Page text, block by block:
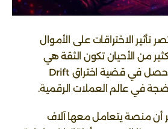
تأثير الاختراقات على الأموال
من الأحيان تكون الثقة هي
الخسارة الأكبر. وهو ما حصل في قضية اختراق Drift
أن منصة يتعامل معها آلاف